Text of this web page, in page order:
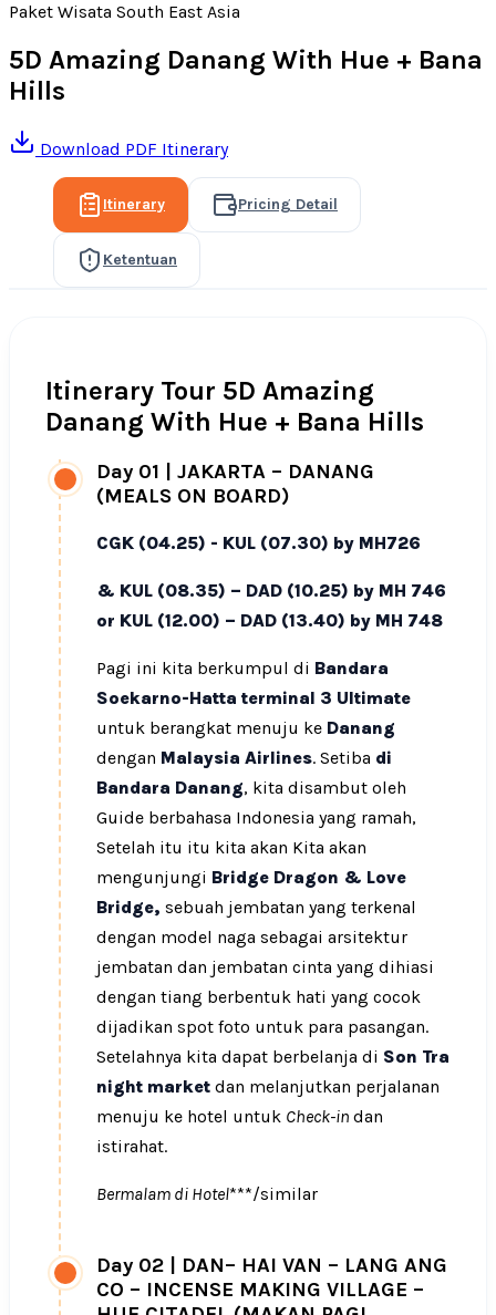
Paket Wisata South East Asia
5D Amazing Danang With Hue + Bana
Hills
Download PDF Itinerary
Itinerary Pricing Detail
Ketentuan
Itinerary Tour 5D Amazing
Danang With Hue + Bana Hills
Day 01 | JAKARTA – DANANG
(MEALS ON BOARD)
CGK (04.25) - KUL (07.30) by MH726
& KUL (08.35) – DAD (10.25) by MH 746
or KUL (12.00) – DAD (13.40) by MH 748
Pagi ini kita berkumpul di Bandara
Soekarno-Hatta terminal 3 Ultimate
untuk berangkat menuju ke Danang
dengan Malaysia Airlines. Setiba di
Bandara Danang, kita disambut oleh
Guide berbahasa Indonesia yang ramah,
Setelah itu itu kita akan Kita akan
mengunjungi Bridge Dragon & Love
Bridge, sebuah jembatan yang terkenal
dengan model naga sebagai arsitektur
jembatan dan jembatan cinta yang dihiasi
dengan tiang berbentuk hati yang cocok
dijadikan spot foto untuk para pasangan.
Setelahnya kita dapat berbelanja di Son Tra
night market dan melanjutkan perjalanan
menuju ke hotel untuk Check-in dan
istirahat.
Bermalam di Hotel***/similar
Day 02
DAN– HAI VAN – LANG ANG
CO – INCENSE MAKING VILLAGE –